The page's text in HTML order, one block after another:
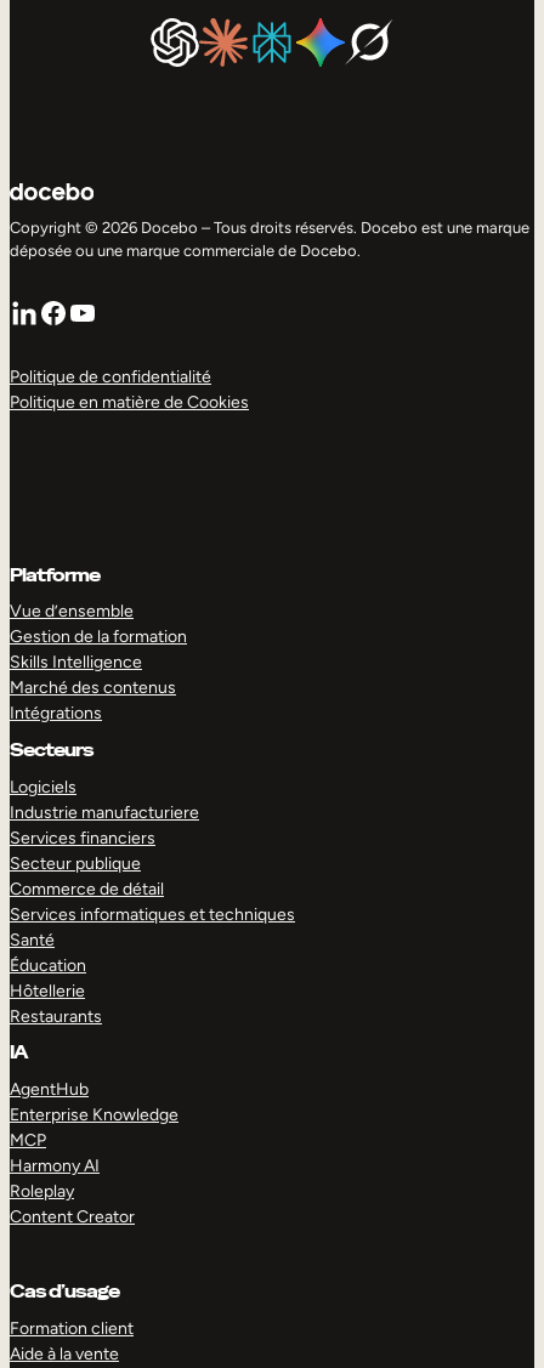
Copyright © 2026 Docebo – Tous droits réservés. Docebo est une marque
déposée ou une marque commerciale de Docebo.
LinkedIn
Facebook
YouTube
Politique de confidentialité
Politique en matière de Cookies
Platforme
Vue d’ensemble
Gestion de la formation
Skills Intelligence
Marché des contenus
Intégrations
Secteurs
Logiciels
Industrie manufacturiere
Services financiers
Secteur publique
Commerce de détail
Services informatiques et techniques
Santé
Éducation
Hôtellerie
Restaurants
IA
AgentHub
Enterprise Knowledge
MCP
Harmony AI
Roleplay
Content Creator
Cas d’usage
Formation client
Aide à la vente